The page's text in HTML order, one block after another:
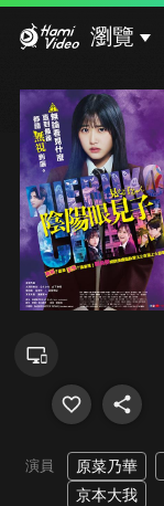
瀏覽
演員 原菜乃華
京本大我